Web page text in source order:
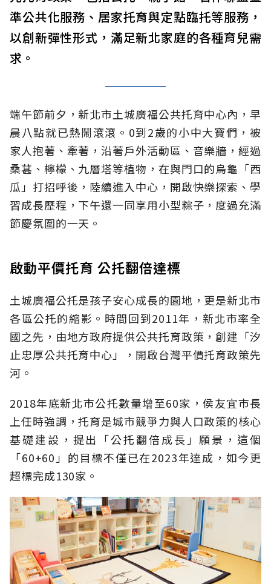
準公共化服務、居家托育與定點臨托等服務，
以創新彈性形式，滿足新北家庭的各種育兒需
求。
端午節前夕，新北市土城廣福公共托育中心內，早
晨八點就已熱鬧滾滾。0到2歲的小中大寶們，被
家人抱著、牽著，沿著戶外活動區、音樂牆，經過
桑葚、檸檬、九層塔等植物，在與門口的烏龜「西
瓜」打招呼後，陸續進入中心，開啟快樂探索、學
習成長歷程，下午還一同享用小型粽子，度過充滿
節慶氛圍的一天。
啟動平價托育 公托翻倍達標
土城廣福公托是孩子安心成長的園地，更是新北市
各區公托的縮影。時間回到2011年，新北市率全
國之先，由地方政府提供公共托育政策，創建「汐
止忠厚公共托育中心」，開啟台灣平價托育政策先
河。
2018年底新北市公托數量增至60家，侯友宜市長
上任時強調，托育是城市競爭力與人口政策的核心
基礎建設，提出「公托翻倍成長」願景，這個
「60+60」的目標不僅已在2023年達成，如今更
超標完成130家。